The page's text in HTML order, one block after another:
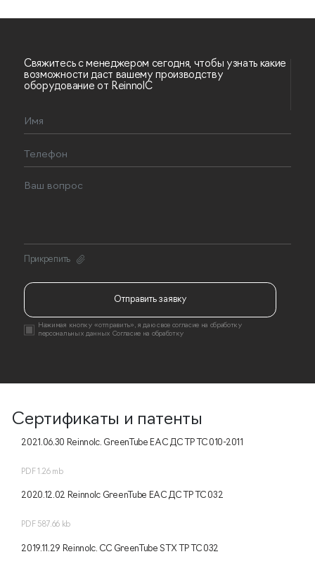
Свяжитесь с менеджером сегодня, чтобы узнать какие
возможности даст вашему производству
оборудование от ReinnolC
Прикрепить
Отправить заявку
Нажимая кнопку «отправить», я даю свое согласие на обработку
персональных данных Согласие на обработку
Cертификаты и патенты
2021.06.30 Reinnolc. GreenTube EAC ДС ТР ТС 010-2011
PDF 1.26 mb
2020.12.02 Reinnolc GreenTube EAC ДС ТР ТС 032
PDF 587.66 kb
2019.11.29 Reinnolc. CC GreenTube STX ТР ТС 032